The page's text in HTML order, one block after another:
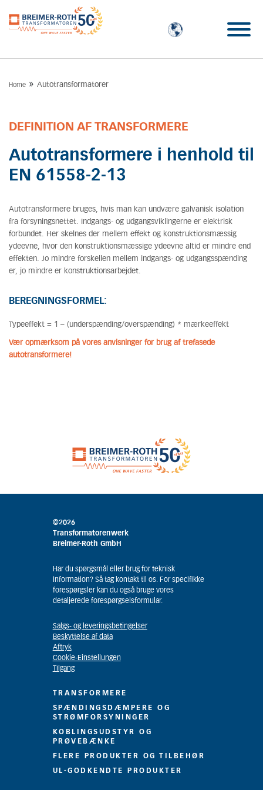
Home » Autotransformatorer
DEFINITION AF TRANSFORMERE
Autotransformere i henhold til
EN 61558-2-13
Autotransformere bruges, hvis man kan undvære galvanisk isolation
fra forsyningsnettet. Indgangs- og udgangsviklingerne er elektrisk
forbundet. Her skelnes der mellem effekt og konstruktionsmæssig
ydeevne, hvor den konstruktionsmæssige ydeevne altid er mindre end
effekten. Jo mindre forskellen mellem indgangs- og udgangsspænding
er, jo mindre er konstruktionsarbejdet.
BEREGNINGSFORMEL:
Typeeffekt = 1 – (underspænding/overspænding) * mærkeeffekt
Vær opmærksom på vores anvisninger for brug af trefasede
autotransformere!
©2026
Transformatorenwerk
Breimer-Roth GmbH
Har du spørgsmål eller brug for teknisk
information? Så tag kontakt til os. For specifikke
forespørgsler kan du også bruge vores
detaljerede forespørgselsformular.
Salgs- og leveringsbetingelser
Beskyttelse af data
Aftryk
Cookie-Einstellungen
Tilgang
TRANSFORMERE
SPÆNDINGSDÆMPERE OG
STRØMFORSYNINGER
KOBLINGSUDSTYR OG
PRØVEBÆNKE
FLERE PRODUKTER OG TILBEHØR
UL-GODKENDTE PRODUKTER